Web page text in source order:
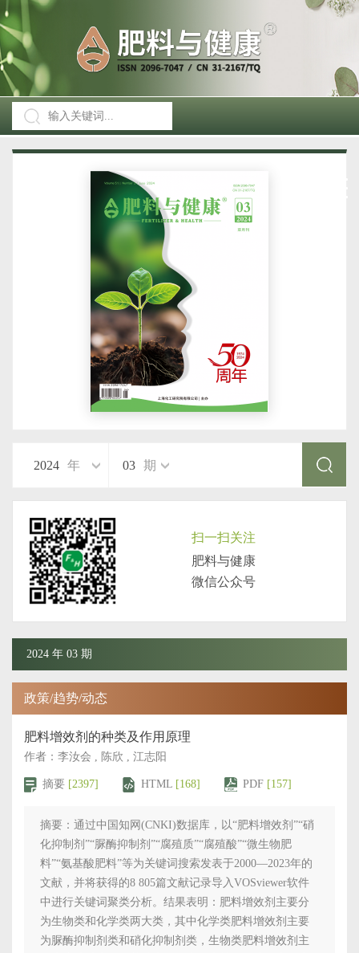
2024 年 03 期
扫一扫关注
肥料与健康
微信公众号
2024 年 03 期
政策/趋势/动态
肥料增效剂的种类及作用原理
作者：李汝会 , 陈欣 , 江志阳
摘要 [2397] HTML [168] PDF [157]
摘要：通过中国知网(CNKI)数据库，以“肥料增效剂”“硝
化抑制剂”“脲酶抑制剂”“腐殖质”“腐殖酸”“微生物肥
料”“氨基酸肥料”等为关键词搜索发表于2000—2023年的
文献，并将获得的8 805篇文献记录导入VOSviewer软件
中进行关键词聚类分析。结果表明：肥料增效剂主要分
为生物类和化学类两大类，其中化学类肥料增效剂主要
为脲酶抑制剂类和硝化抑制剂类，生物类肥料增效剂主